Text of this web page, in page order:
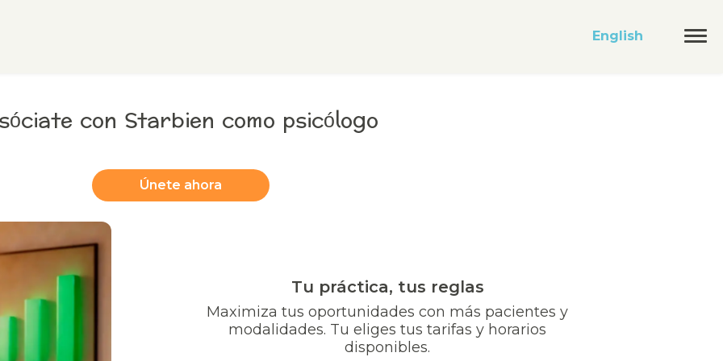
English
con Starbien como psicólogo
Únete ahora
Tu práctica, tus reglas
Maximiza tus oportunidades con más pacientes y
modalidades. Tu eliges tus tarifas y horarios
disponibles.